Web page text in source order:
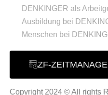
DENKINGER als
Ausbildung bei
Menschen bei
ZF-
Copyright 2024 © All rights